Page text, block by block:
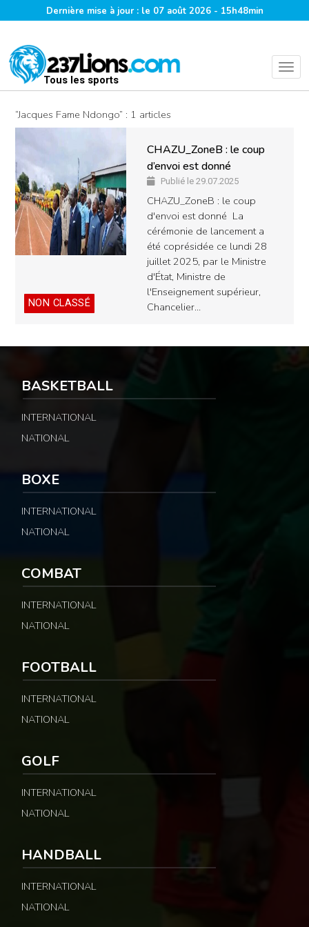
Dernière mise à jour : le 07 août 2026 - 15h48min
Tous les sports
“Jacques Fame Ndongo” : 1 articles
NON CLASSÉ
CHAZU_ZoneB : le coup
d’envoi est donné
Publié le 29.07.2025
CHAZU_ZoneB : le coup
d'envoi est donné La
cérémonie de lancement a
été coprésidée ce lundi 28
juillet 2025, par le Ministre
d'État, Ministre de
l'Enseignement supérieur,
Chancelier…
BASKETBALL
INTERNATIONAL
NATIONAL
BOXE
INTERNATIONAL
NATIONAL
COMBAT
INTERNATIONAL
NATIONAL
FOOTBALL
INTERNATIONAL
NATIONAL
GOLF
INTERNATIONAL
NATIONAL
HANDBALL
INTERNATIONAL
NATIONAL